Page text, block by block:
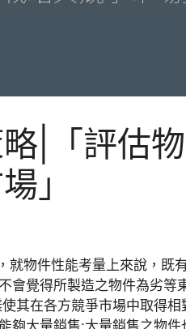
|「評估
」
就物件性能考量上來說，既
會覺得所製造之物件為劣
其在各方競爭市場中取得